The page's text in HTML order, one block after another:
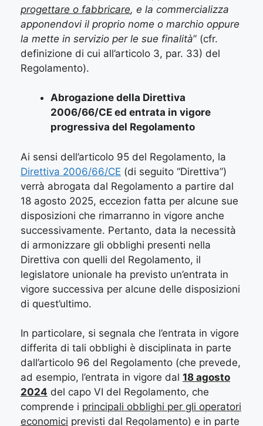
progettare o fabbricare, e la commercializza
apponendovi il proprio nome o marchio oppure
la mette in servizio per le sue finalità” (cfr.
definizione di cui all’articolo 3, par. 33) del
Regolamento).
Abrogazione della Direttiva
2006/66/CE ed entrata in vigore
progressiva del Regolamento
Ai sensi dell’articolo 95 del Regolamento, la
Direttiva 2006/66/CE (di seguito “Direttiva”)
verrà abrogata dal Regolamento a partire dal
18 agosto 2025, eccezion fatta per alcune sue
disposizioni che rimarranno in vigore anche
successivamente. Pertanto, data la necessità
di armonizzare gli obblighi presenti nella
Direttiva con quelli del Regolamento, il
legislatore unionale ha previsto un’entrata in
vigore successiva per alcune delle disposizioni
di quest’ultimo.
In particolare, si segnala che l’entrata in vigore
differita di tali obblighi è disciplinata in parte
dall’articolo 96 del Regolamento (che prevede,
ad esempio, l’entrata in vigore dal 18 agosto
2024 del capo VI del Regolamento, che
comprende i principali obblighi per gli operatori
economici previsti dal Regolamento) e in parte